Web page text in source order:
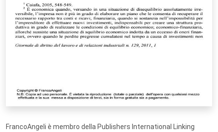
FrancoAngeli è membro della Publishers International Linking